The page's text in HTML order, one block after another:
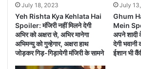
July 18, 2023
Yeh Rishta Kya Kehlata Hai
Spoiler: मंजिरी नहीं मिलने देगी
अभिर को अक्षरा से, अभिर मानेगा
अभिमन्यु को गुन्हेगार, अक्षरा हाथ
जोड़कर गिड़-गिड़ायेगी मंजिरी के सामने
July
Ghum
Mein
अपने
देगी
ईशान भी